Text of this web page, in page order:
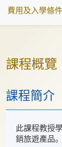
費用及入學條件
課程概覽
課程簡介
此課程教授
銷旅遊產品。